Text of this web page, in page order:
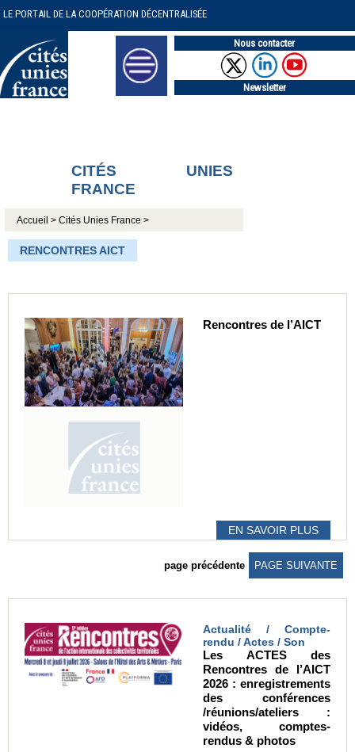
LE PORTAIL DE LA COOPÉRATION DÉCENTRALISÉE
Nous contacter
Newsletter
CITÉS UNIES
FRANCE
Accueil >Cités Unies France >
RENCONTRES AICT
Rencontres de l’AICT
EN SAVOIR PLUS
page précédente PAGE SUIVANTE
Actualité / Compte-
rendu / Actes / Son
Les ACTES des
Rencontres de l’AICT
2026 : enregistrements
des conférences
/réunions/ateliers :
vidéos, comptes-
rendus & photos